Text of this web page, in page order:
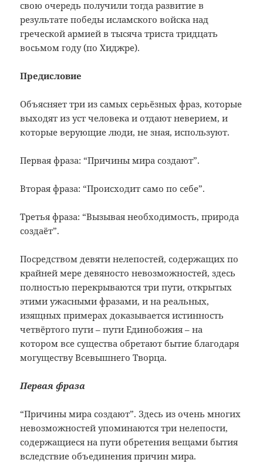
свою очередь получили тогда развитие в
результате победы исламского войска над
греческой армией в тысяча триста тридцать
восьмом году (по Хиджре).
Предисловие
Объясняет три из самых серьёзных фраз, которые
выходят из уст человека и отдают неверием, и
которые верующие люди, не зная, используют.
Первая фраза: “Причины мира создают”.
Вторая фраза: “Происходит само по себе”.
Третья фраза: “Вызывая необходимость, природа
создаёт”.
Посредством девяти нелепостей, содержащих по
крайней мере девяносто невозможностей, здесь
полностью перекрываются три пути, открытых
этими ужасными фразами, и на реальных,
изящных примерах доказывается истинность
четвёртого пути – пути Единобожия – на
котором все существа обретают бытие благодаря
могуществу Всевышнего Творца.
Первая фраза
“Причины мира создают”. Здесь из очень многих
невозможностей упоминаются три нелепости,
содержащиеся на пути обретения вещами бытия
вследствие объединения причин мира.